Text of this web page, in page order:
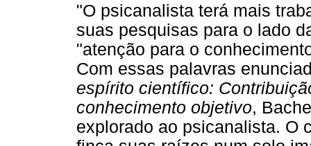
"O psicanalista terá mais
suas pesquisas para o lado
"atenção para o
Com essas palavras
espírito científico:
conhecimento objetivo,
explorado ao psicanalista. O